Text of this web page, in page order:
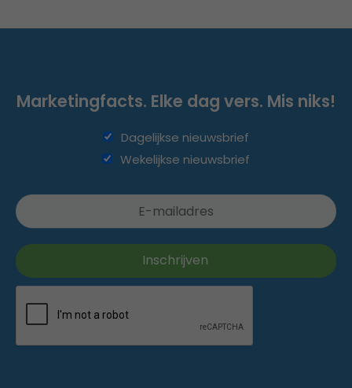
Marketingfacts. Elke dag vers. Mis niks!
Dagelijkse nieuwsbrief
Wekelijkse nieuwsbrief